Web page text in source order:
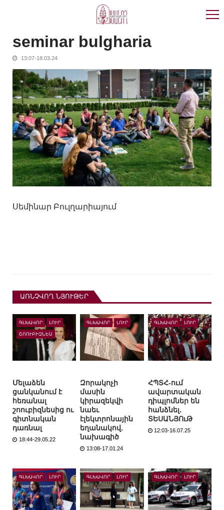
seminar bulgharia
13:07-18.03.24
Սեմինար Բուլղարիայում
ԱՌՆՉՎՈՂ ՆՅՈՒԹԵՐ
ԳԼԽԱՎՈՐ ԼՈՒՐ
ՇՈՈՒԲԻԶՆԵՍ
Մելաձեն
ցանկանում է
հեռանալ
շոուբիզնեսից ու
գիտնական
դառնալ
18:44-29.05.22
ԳԼԽԱՎՈՐ ԼՈՒՐ
Զորակոչի
մասին
կիրազեկվի
նաեւ
էլեկտրոնային
եղանակով.
նախագիծ
13:08-17.01.24
ԳԼԽԱՎՈՐ ԼՈՒՐ
ՀՊՏՀ-ում
ավարտական
դիպլոմներ են
հանձնել.
ՏԵՍԱՆՅՈւԹ
12:03-16.07.25
ԳԼԽԱՎՈՐ ԼՈՒՐ ԳԼԽԱՎՈՐ ԼՈՒՐ ԳԼԽԱՎՈՐ ԼՈՒՐ